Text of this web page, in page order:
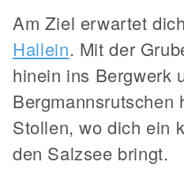
Am Ziel erwartet
Hallein. Mit der
hinein ins Bergwerk
Bergmannsrutschen
Stollen, wo dich ein
den Salzsee bringt.